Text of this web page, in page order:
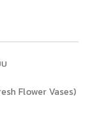
Flower Vases)